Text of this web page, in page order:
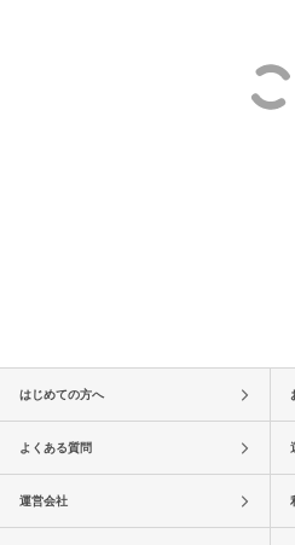
はじめての方へ
よくある質問
運営会社